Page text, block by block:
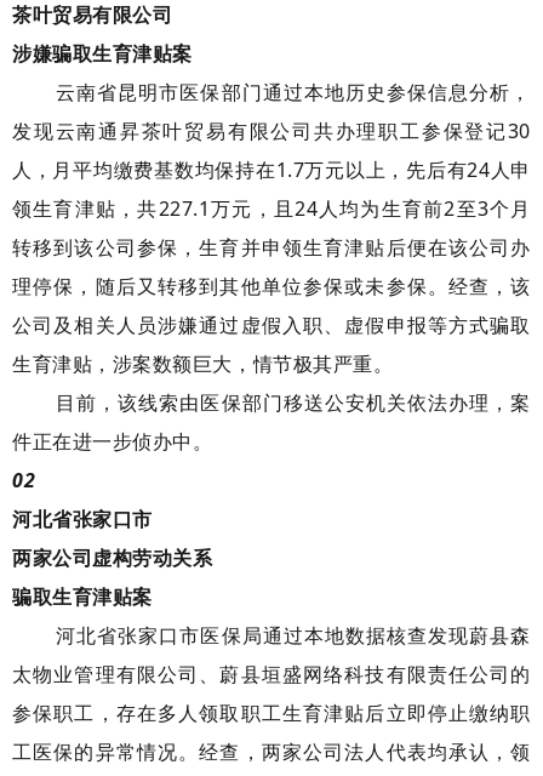
茶叶贸易有限公司
涉嫌骗取生育津贴案
云南省昆明市医保部门通过本地历史参保信息分析，
发现云南通昇茶叶贸易有限公司共办理职工参保登记30
人，月平均缴费基数均保持在1.7万元以上，先后有24人申
领生育津贴，共227.1万元，且24人均为生育前2至3个月
转移到该公司参保，生育并申领生育津贴后便在该公司办
理停保，随后又转移到其他单位参保或未参保。经查，该
公司及相关人员涉嫌通过虚假入职、虚假申报等方式骗取
生育津贴，涉案数额巨大，情节极其严重。
目前，该线索由医保部门移送公安机关依法办理，案
件正在进一步侦办中。
02
河北省张家口市
两家公司虚构劳动关系
骗取生育津贴案
河北省张家口市医保局通过本地数据核查发现蔚县森
太物业管理有限公司、蔚县垣盛网络科技有限责任公司的
参保职工，存在多人领取职工生育津贴后立即停止缴纳职
工医保的异常情况。经查，两家公司法人代表均承认，领